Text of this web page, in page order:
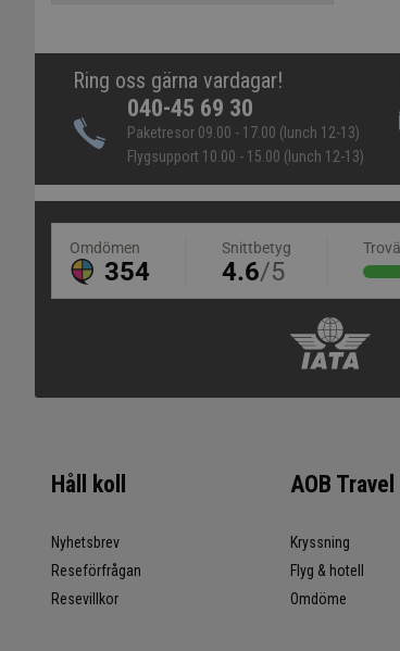
Ring oss gärna vardagar!
040-45 69 30
Paketresor 09.00 - 17.00 (lunch 12-13)
Flygsupport 10.00 - 15.00 (lunch 12-13)
Håll koll
Nyhetsbrev
Reseförfrågan
Resevillkor
AOB Travel
Kryssning
Flyg & hotell
Omdöme